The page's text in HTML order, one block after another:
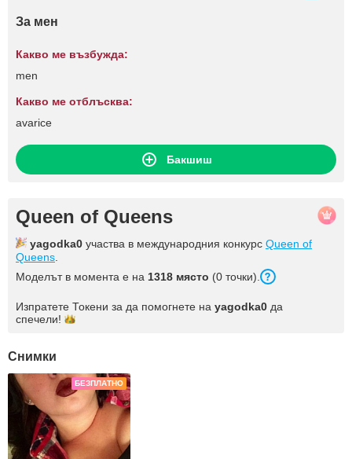
За мен
Какво ме възбужда:
men
Какво ме отблъсква:
avarice
Бакшиш
Queen of Queens
yagodka0 участва в международния конкурс Queen of
Queens
Моделът в момента е на 1318 място (0 точки).
Изпратете Токени за да помогнете на yagodka0 да
спечели!
Снимки
БЕЗПЛАТНО